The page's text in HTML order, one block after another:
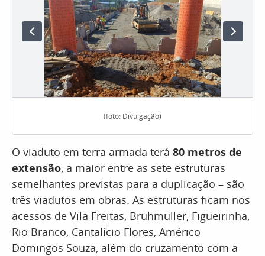
(foto: Divulgação)
O viaduto em terra armada terá 80 metros de
extensão, a maior entre as sete estruturas
semelhantes previstas para a duplicação – são
três viadutos em obras. As estruturas ficam nos
acessos de Vila Freitas, Bruhmuller, Figueirinha,
Rio Branco, Cantalício Flores, Américo
Domingos Souza, além do cruzamento com a